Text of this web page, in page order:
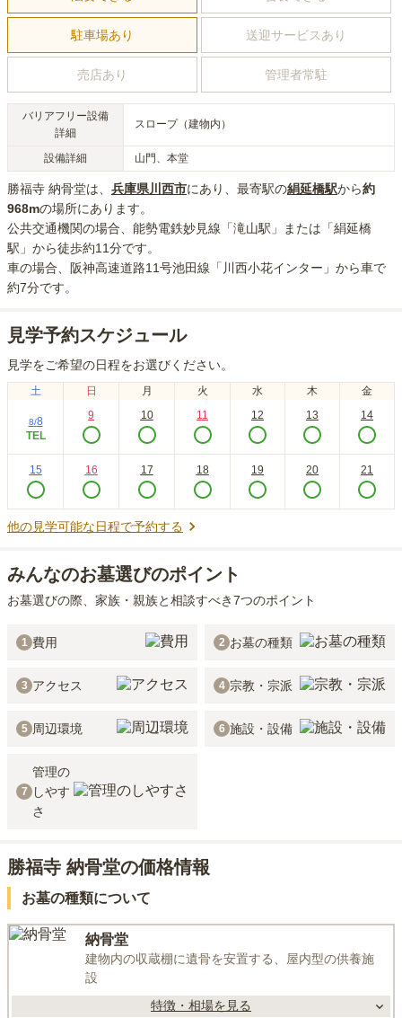
駐車場あり 送迎サービスあり
売店あり 管理者常駐
バリアフリー設備
詳細
スロープ（建物内）
設備詳細 山門、本堂
勝福寺 納骨堂は、 兵庫県川西市にあり 、最寄駅の絹延橋駅から約
968mの場所にあり ます。
公共交通機関の場合、能勢電鉄妙見線「滝山駅」または「絹延橋
駅」から徒歩約11分です。
車の場合、阪神高速道路11号池田線「川西小花インター」から車で
約7分です。
見学予約スケジュール
見学をご希望の日程をお選びください。
土 日 月 火 水 木 金
8/8
TEL
9 10 11 12 13 14
15 16 17 18 19 20 21
他の見学可能な日程で予約する
みんなのお墓選びのポイント
お墓選びの際、家族・親族と相談すべき7つのポイント
1 費用 2 お墓の種類
3 アクセス 4 宗教・宗派
5 周辺環境 6 施設・設備
7
管理の
しやす
さ
勝福寺 納骨堂の価格情報
お墓の種類について
納骨堂
建物内の収蔵棚に遺骨を安置する、屋内型の供養施
設
特徴・相場を見る